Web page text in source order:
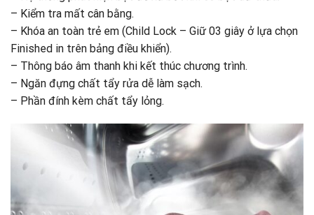
– Kiểm tra mất cân bằng.
– Khóa an toàn trẻ em (Child Lock – Giữ 03 giây ở lựa chọn
Finished in trên bảng điều khiển).
– Thông báo âm thanh khi kết thúc chương trình.
– Ngăn đựng chất tẩy rửa dễ làm sạch.
– Phần đính kèm chất tẩy lỏng.